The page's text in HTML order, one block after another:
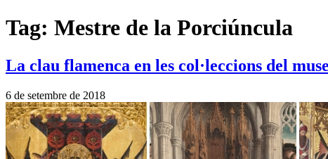
Tag: Mestre de la Porciúncula
La clau flamenca en les col·leccions del
6 de setembre de 2018